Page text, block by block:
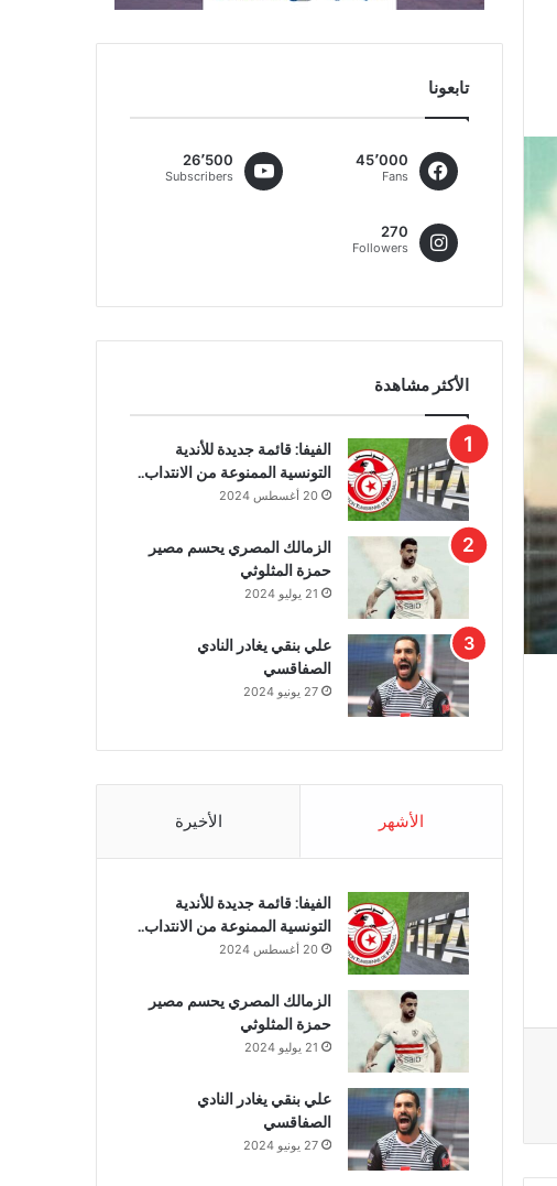
تابعونا
45٬000
Fans
26٬500
Subscribers
270
Followers
الأكثر مشاهدة
الفيفا: قائمة جديدة للأندية
التونسية الممنوعة من الانتداب..
20 أغسطس 2024
الزمالك المصري يحسم مصير
حمزة المثلوثي
21 يوليو 2024
علي بنقي يغادر النادي
الصفاقسي
27 يونيو 2024
الأشهر الأخيرة
الفيفا: قائمة جديدة للأندية
التونسية الممنوعة من الانتداب..
20 أغسطس 2024
الزمالك المصري يحسم مصير
حمزة المثلوثي
21 يوليو 2024
علي بنقي يغادر النادي
الصفاقسي
27 يونيو 2024